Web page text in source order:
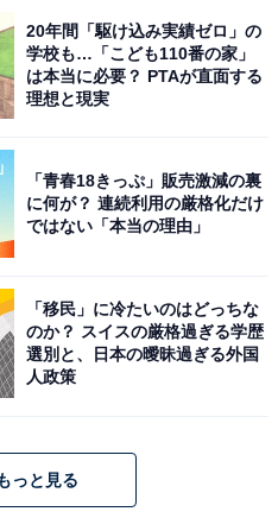
with USB-C & USB-Cケ
で見る
3 Ports)」
20年間「駆け込み実績ゼロ」の
学校も…「こども110番の家」
は本当に必要？ PTAが直面する
理想と現実
「青春18きっぷ」販売激減の裏
に何が？ 連続利用の厳格化だけ
ではない「本当の理由」
「移民」に冷たいのはどっちな
のか？ スイスの厳格過ぎる学歴
選別と、日本の曖昧過ぎる外国
人政策
っと見る